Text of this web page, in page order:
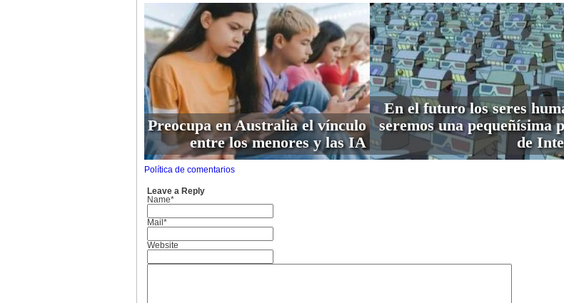
Preocupa en Australia el vínculo
entre los menores y las IA
En el futuro los seres
seremos una pequeñísima
de
Política de comentarios
Leave a Reply
Name*
Mail*
Website